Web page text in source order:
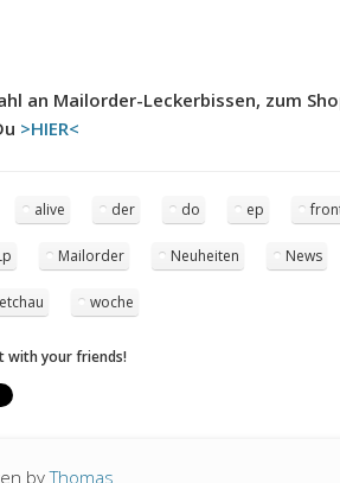
an Mailorder-Leckerbissen, zum
>HIER<
alive der do ep
Mailorder Neuheiten News
woche
with your friends!
byThomas